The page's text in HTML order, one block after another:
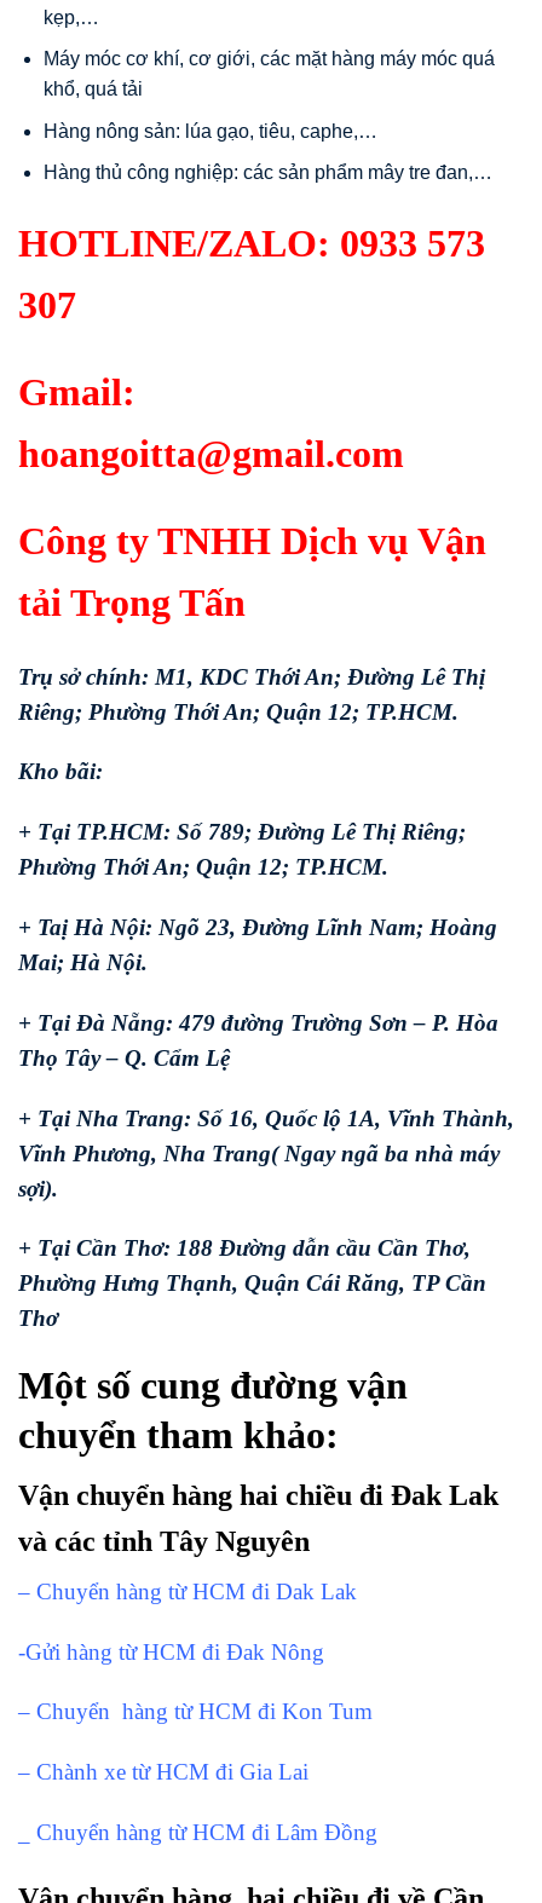
kẹp,…
Máy móc cơ khí, cơ giới, các mặt hàng máy móc quá
khổ, quá tải
Hàng nông sản: lúa gạo, tiêu, caphe,…
Hàng thủ công nghiệp: các sản phẩm mây tre đan,…
HOTLINE/ZALO: 0933 573
307
Gmail:
hoangoitta@gmail.com
Công ty TNHH Dịch vụ Vận
tải Trọng Tấn
Trụ sở chính: M1, KDC Thới An; Đường Lê Thị
Riêng; Phường Thới An; Quận 12; TP.HCM.
Kho bãi:
+ Tại TP.HCM: Số 789; Đường Lê Thị Riêng;
Phường Thới An; Quận 12; TP.HCM.
+ Taị Hà Nội: Ngõ 23, Đường Lĩnh Nam; Hoàng
Mai; Hà Nội.
+ Tại Đà Nẵng: 479 đường Trường Sơn – P. Hòa
Thọ Tây – Q. Cẩm Lệ
+ Tại Nha Trang: Số 16, Quốc lộ 1A, Vĩnh Thành,
Vĩnh Phương, Nha Trang( Ngay ngã ba nhà máy
sợi).
+ Tại Cần Thơ: 188 Đường dẫn cầu Cần Thơ,
Phường Hưng Thạnh, Quận Cái Răng, TP Cần
Thơ
Một số cung đường vận
chuyển tham khảo:
Vận chuyển hàng hai chiều đi Đak Lak
và các tỉnh Tây Nguyên
– Chuyển hàng từ HCM đi Dak Lak
-Gửi hàng từ HCM đi Đak Nông
– Chuyển hàng từ HCM đi Kon Tum
– Chành xe từ HCM đi Gia Lai
_ Chuyển hàng từ HCM đi Lâm Đồng